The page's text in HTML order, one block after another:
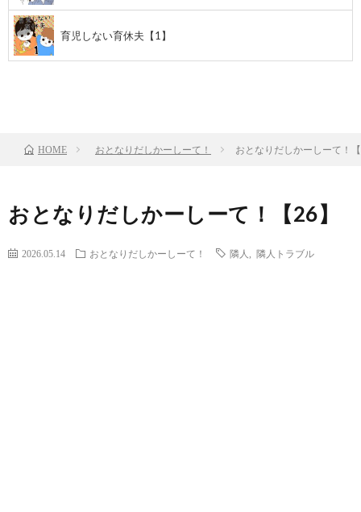
育児しない育休夫【1】
HOME おとなりだしかーしーて！ おとなりだしかーしーて！
おとなりだしかーしーて！【26】
2026.05.14 おとなりだしかーしーて！ 隣人 隣人トラブル